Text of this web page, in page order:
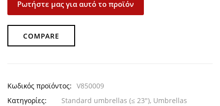
Ρωτήστε μας για αυτό το προϊόν
COMPARE
Κωδικός προϊόντος: V850009
Κατηγορίες:
Standard umbrellas (≤ 23"), Umbrellas